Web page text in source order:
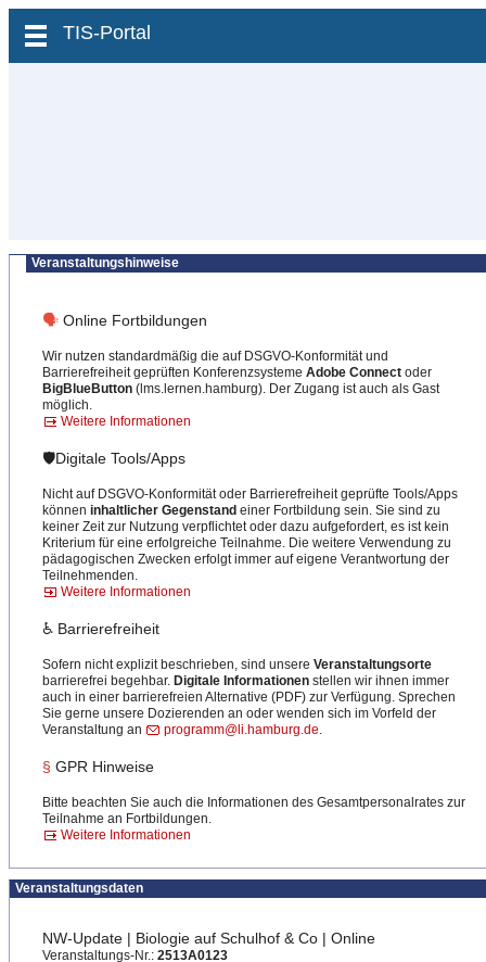
zum Inhalt wechseln
TIS-Portal
Veranstaltungshinweise
🗣 Online Fortbildungen
Wir nutzen standardmäßig die auf DSGVO-Konformität und
Barrierefreiheit geprüften Konferenzsysteme Adobe Connect oder
BigBlueButton (lms.lernen.hamburg). Der Zugang ist auch als Gast
möglich.
Weitere Informationen
🛡️Digitale Tools/Apps
Nicht auf DSGVO-Konformität oder Barrierefreiheit geprüfte Tools/Apps
können inhaltlicher Gegenstand einer Fortbildung sein. Sie sind zu
keiner Zeit zur Nutzung verpflichtet oder dazu aufgefordert, es ist kein
Kriterium für eine erfolgreiche Teilnahme. Die weitere Verwendung zu
pädagogischen Zwecken erfolgt immer auf eigene Verantwortung der
Teilnehmenden.
Weitere Informationen
♿ Barrierefreiheit
Sofern nicht explizit beschrieben, sind unsere Veranstaltungsorte
barrierefrei begehbar. Digitale Informationen stellen wir ihnen immer
auch in einer barrierefreien Alternative (PDF) zur Verfügung. Sprechen
Sie gerne unsere Dozierenden an oder wenden sich im Vorfeld der
Veranstaltung an
programm@li.hamburg.de.
§ GPR Hinweise
Bitte beachten Sie auch die Informationen des Gesamtpersonalrates zur
Teilnahme an Fortbildungen.
Weitere Informationen
Veranstaltungsdaten
NW-Update | Biologie auf Schulhof & Co | Online
Veranstaltungs-Nr.: 2513A0123